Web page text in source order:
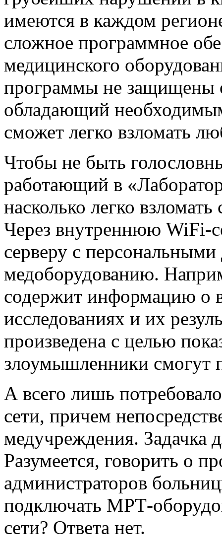
имеются в каждом
сложное программное
медицинского
программы не защищены
обладающий
сможет легко взломать
Чтобы не быть
работающий в
насколько легко
Через внутреннюю WiFi-
серверу с
медоборудованию.
содержит информацию
исследованиях и их
произведена с целью
злоумышленники смогут
А всего лишь
сети, причем
медучреждения. Задачка
Разумеется, говорить о
администраторов
подключать МРТ-
сети? Ответа нет.